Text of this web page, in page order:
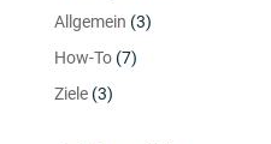
Allgemein (3)
How-To(7)
Ziele(3)